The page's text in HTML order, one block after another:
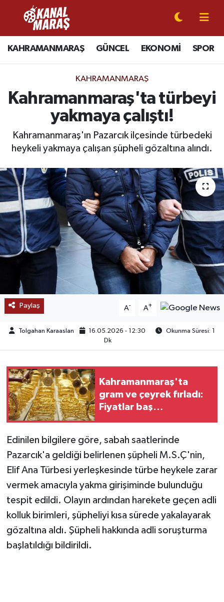
KAHRAMANMARAŞ GÜNCEL EKONOMİ SPOR
KAHRAMANMARAŞ
Kahramanmaraş'ta türbeyi
yakmaya çalıştı!
Kahramanmaraş'ın Pazarcık ilçesinde türbedeki
heykeli yakmaya çalışan şüpheli gözaltına alındı.
Paylaş A- A+
Tolgahan Karaaslan 16.05.2026 - 12:30
Okunma Süresi: 1
Dk
Kahramanmaraş'ta
gram ve çeyrek fırladı:
Fiyatlar baş
Edinilen bilgilere göre, sabah saatlerinde
Pazarcık'a geldiği belirlenen şüpheli M.S.Ç'nin,
Elif Ana Türbesi yerleşkesinde türbe heykele zarar
vermek amacıyla yakma girişiminde bulunduğu
tespit edildi. Olayın ardından harekete geçen adli
kolluk birimleri, şüpheliyi kısa sürede yakalayarak
gözaltına aldı. Şüpheli hakkında adli soruşturma
başlatıldığı bildirildi.
CANLI YAYIN
KAHRAMANMARAŞ
SİYASET
GÜNDEM
MAGAZİN
SAĞLIK
EĞİTİM
BÖLGE
DÜNYA
TREND
MEDYA
OTOMOTİV
TEKNOLOJİ
YAŞAM
Kahramanmaraş Nöbetçi Eczaneler
Kahramanmaraş Hava Durumu
Kahramanmaraş Trafik Yoğunluk Haritası
Süper Lig Puan Durumu ve Fikstür
Son Dakika Haberleri
Haber Arşivi